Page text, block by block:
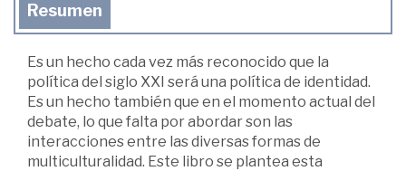
Resumen
Es un hecho cada vez más reconocido que la
política del siglo XXI será una política de identidad.
Es un hecho también que en el momento actual del
debate, lo que falta por abordar son las
interacciones entre las diversas formas de
multiculturalidad. Este libro se plantea esta